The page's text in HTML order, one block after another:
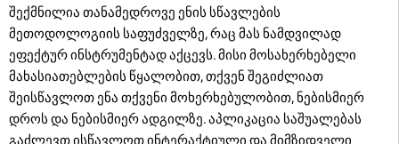
შექმნილია თანამედროვე ენის სწავლების
მეთოდოლოგიის საფუძველზე, რაც მას ნამდვილად
ეფექტურ ინსტრუმენტად აქცევს. მისი მოსახერხებელი
მახასიათებლების წყალობით, თქვენ შეგიძლიათ
შეისწავლოთ ენა თქვენი მოხერხებულობით, ნებისმიერ
დროს და ნებისმიერ ადგილზე. აპლიკაცია საშუალებას
გაძლევთ ისწავლოთ ინტერაქტიული და მიმზიდველი